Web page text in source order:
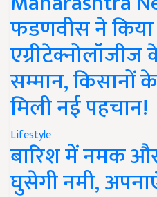
फडणवीस ने किया
सम्मान, किसानों
मिली नई पहचान!
Lifestyle
बारिश में नमक
घुसेगी नमी,